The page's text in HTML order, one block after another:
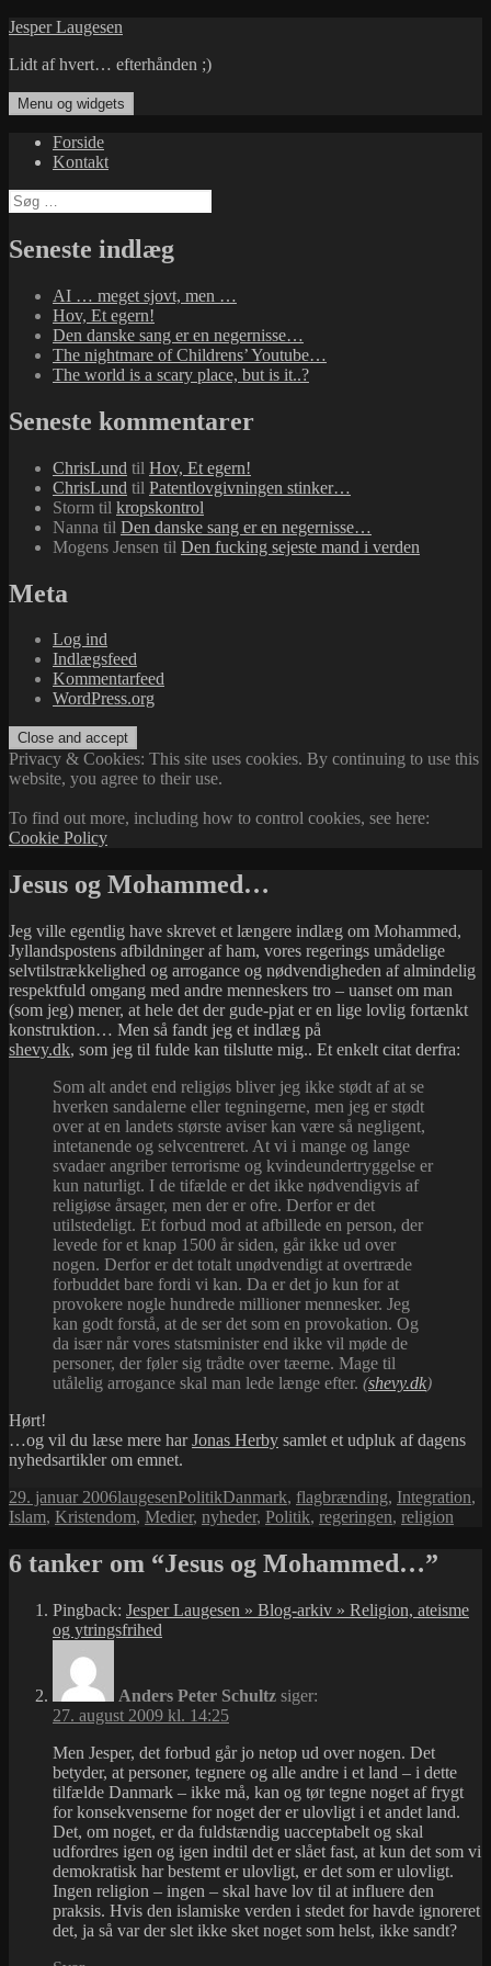
Hop
indhold
Jesper Laugesen
Lidt af hvert… efterhånden ;)
Menu og widgets
Forside
Kontakt
Søg
efter:
Seneste indlæg
AI … meget sjovt, men …
Hov, Et egern!
Den danske sang er en negernisse…
The nightmare of Childrens’ Youtube…
The world is a scary place, but is it..?
Seneste kommentarer
ChrisLund til Hov, Et egern!
ChrisLund til Patentlovgivningen stinker…
Storm til kropskontrol
Nanna til Den danske sang er en negernisse…
Mogens Jensen til Den fucking sejeste mand i verden
Meta
Log ind
Indlægsfeed
Kommentarfeed
WordPress.org
Privacy & Cookies: This site uses cookies. By continuing to use this
website, you agree to their use.
To find out more, including how to control cookies, see here:
Cookie Policy
Jesus og Mohammed…
Jeg ville egentlig have skrevet et længere indlæg om Mohammed,
Jyllandspostens afbildninger af ham, vores regerings umådelige
selvtilstrækkelighed og arrogance og nødvendigheden af almindelig
respektfuld omgang med andre menneskers tro – uanset om man
(som jeg) mener, at hele det der gude-pjat er en lige lovlig fortænkt
konstruktion… Men så fandt jeg et indlæg på
shevy.dk, som jeg til fulde kan tilslutte mig.. Et enkelt citat derfra:
Som alt andet end religiøs bliver jeg ikke stødt af at se
hverken sandalerne eller tegningerne, men jeg er stødt
over at en landets største aviser kan være så negligent,
intetanende og selvcentreret. At vi i mange og lange
svadaer angriber terrorisme og kvindeundertryggelse er
kun naturligt. I de tifælde er det ikke nødvendigvis af
religiøse årsager, men der er ofre. Derfor er det
utilstedeligt. Et forbud mod at afbillede en person, der
levede for et knap 1500 år siden, går ikke ud over
nogen. Derfor er det totalt unødvendigt at overtræde
forbuddet bare fordi vi kan. Da er det jo kun for at
provokere nogle hundrede millioner mennesker. Jeg
kan godt forstå, at de ser det som en provokation. Og
da især når vores statsminister end ikke vil møde de
personer, der føler sig trådte over tæerne. Mage til
utålelig arrogance skal man lede længe efter. (shevy.dk)
Hørt!
…og vil du læse mere harJonas Herby samlet et udpluk af dagens
nyhedsartikler om emnet.
Udgivet
i
29. januar 2006Forfatter
laugesenKategorier
PolitikTags
Danmark, flagbrænding, Integration,
Islam, Kristendom, Medier, nyheder, Politik, regeringen, religion
6 tanker om “Jesus og Mohammed…”
Pingback: Jesper Laugesen » Blog-arkiv » Religion, ateisme
og ytringsfrihed
Anders Peter Schultz siger:
27. august 2009 kl. 14:25
Men Jesper, det forbud går jo netop ud over nogen. Det
betyder, at personer, tegnere og alle andre i et land – i dette
tilfælde Danmark – ikke må, kan og tør tegne noget af frygt
for konsekvenserne for noget der er ulovligt i et andet land.
Det, om noget, er da fuldstændig uacceptabelt og skal
udfordres igen og igen indtil det er slået fast, at kun det som vi
demokratisk har bestemt er ulovligt, er det som er ulovligt.
Ingen religion – ingen – skal have lov til at influere den
praksis. Hvis den islamiske verden i stedet for havde ignoreret
det, ja så var der slet ikke sket noget som helst, ikke sandt?